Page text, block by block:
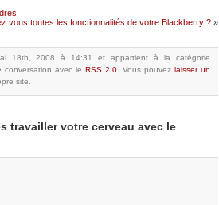
vous toutes les fonctionnalités de votre Blackberry ? »
18th, 2008 à 14:31et appartient à la catégorie
conversation avec le RSS 2.0 Vous pouvez laisser un
site.
travailler votre cerveau avec le